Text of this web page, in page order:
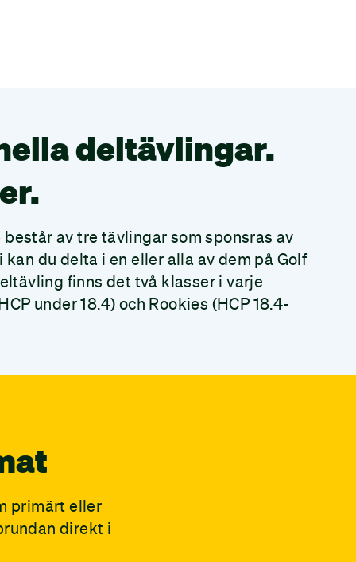
deltävlingar.
består av tre tävlingar som sponsras av
kan du delta i en eller alla av dem på Golf
finns det två klasser i varje
under 18.4) och Rookies (HCP 18.4-
primärt eller
direkt i